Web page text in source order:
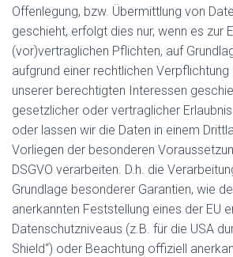
Offenlegung, bzw. Übermittlung von
geschieht, erfolgt dies nur, wenn es zur
(vor)vertraglichen Pflichten, auf
aufgrund einer rechtlichen
unserer berechtigten Interessen
gesetzlicher oder vertraglicher
oder lassen wir die Daten in einem
Vorliegen der besonderen
DSGVO verarbeiten. D.h. die
Grundlage besonderer Garantien, wie
anerkannten Feststellung eines der EU
Datenschutzniveaus (z.B. für die USA
Shield“) oder Beachtung offiziell